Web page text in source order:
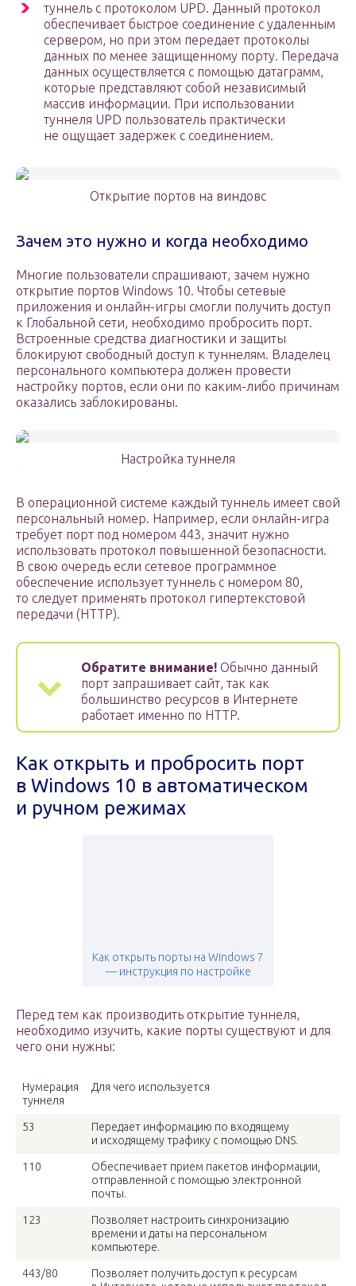
туннель с протоколом UPD. Данный протокол
обеспечивает быстрое соединение с удаленным
сервером, но при этом передает протоколы
данных по менее защищенному порту. Передача
данных осуществляется с помощью датаграмм,
которые представляют собой независимый
массив информации. При использовании
туннеля UPD пользователь практически
не ощущает задержек с соединением.
Открытие портов на виндовс
Зачем это нужно и когда необходимо
Многие пользователи спрашивают, зачем нужно
открытие портов Windows 10. Чтобы сетевые
приложения и онлайн-игры смогли получить доступ
к Глобальной сети, необходимо пробросить порт.
Встроенные средства диагностики и защиты
блокируют свободный доступ к туннелям. Владелец
персонального компьютера должен провести
настройку портов, если они по каким-либо причинам
оказались заблокированы.
Настройка туннеля
В операционной системе каждый туннель имеет свой
персональный номер. Например, если онлайн-игра
требует порт под номером 443, значит нужно
использовать протокол повышенной безопасности.
В свою очередь если сетевое программное
обеспечение использует туннель с номером 80,
то следует применять протокол гипертекстовой
передачи (HTTP).
Обратите внимание! Обычно данный
порт запрашивает сайт, так как
большинство ресурсов в Интернете
работает именно по HTTP.
Как открыть и пробросить порт
в Windows 10 в автоматическом
и ручном режимах
Как открыть порты на Windows 7
— инструкция по настройке
Перед тем как производить открытие туннеля,
необходимо изучить, какие порты существуют и для
чего они нужны:
Нумерация
туннеля
Для чего используется
53
Передает информацию по входящему
и исходящему трафику с помощью DNS.
110
Обеспечивает прием пакетов информации,
отправленной с помощью электронной
почты.
123
Позволяет настроить синхронизацию
времени и даты на персональном
компьютере.
443/80
Позволяет получить доступ к ресурсам